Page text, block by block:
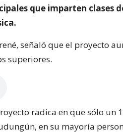
que imparten clases
señaló que el proyecto
superiores.
radica en que sólo un
en su mayoría